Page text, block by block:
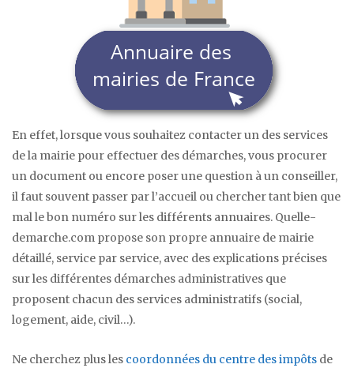
En effet, lorsque vous souhaitez contacter un des services
de la mairie pour effectuer des démarches, vous procurer
un document ou encore poser une question à un conseiller,
il faut souvent passer par l’accueil ou chercher tant bien que
mal le bon numéro sur les différents annuaires. Quelle-
demarche.com propose son propre annuaire de mairie
détaillé, service par service, avec des explications précises
sur les différentes démarches administratives que
proposent chacun des services administratifs (social,
logement, aide, civil…).
Ne cherchez plus les coordonnées du centre des impôts de